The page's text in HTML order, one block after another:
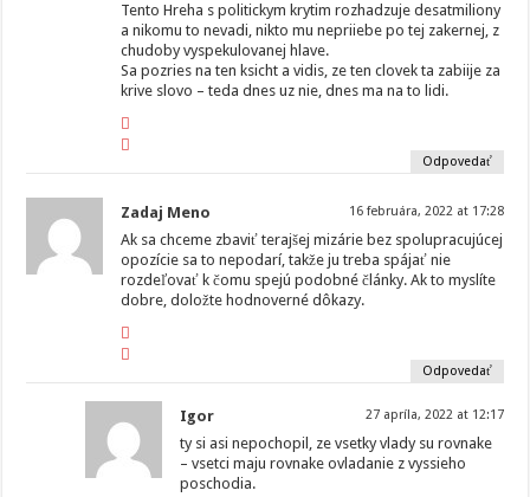
Tento Hreha s politickym krytim rozhadzuje desatmiliony
a nikomu to nevadi, nikto mu nepriiebe po tej zakernej, z
chudoby vyspekulovanej hlave.
Sa pozries na ten ksicht a vidis, ze ten clovek ta zabiije za
krive slovo – teda dnes uz nie, dnes ma na to lidi.
Odpovedať
Zadaj Meno 16 februára, 2022 at 17:28
Ak sa chceme zbaviť terajšej mizárie bez spolupracujúcej
opozície sa to nepodarí, takže ju treba spájať nie
rozdeľovať k čomu spejú podobné články. Ak to myslíte
dobre, doložte hodnoverné dôkazy.
Odpovedať
Igor 27 apríla, 2022 at 12:17
ty si asi nepochopil, ze vsetky vlady su rovnake
– vsetci maju rovnake ovladanie z vyssieho
poschodia.